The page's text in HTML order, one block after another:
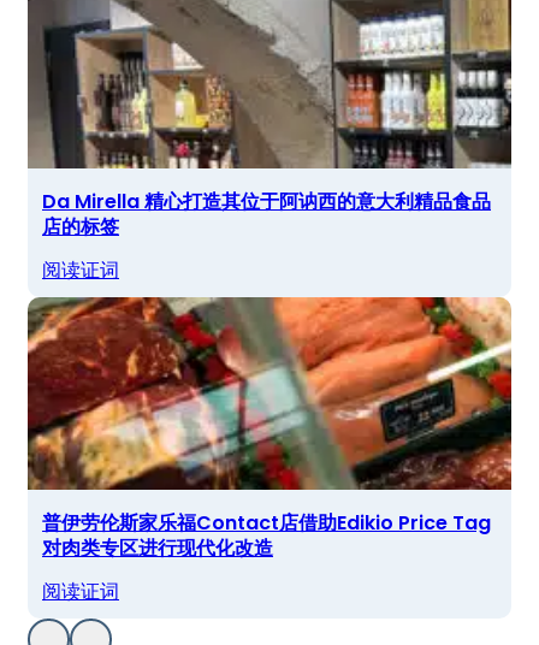
Da Mirella 精心打造其位于阿讷西的意大利精品食品
店的标签
阅读证词
普伊劳伦斯家乐福Contact店借助Edikio Price Tag
对肉类专区进行现代化改造
阅读证词